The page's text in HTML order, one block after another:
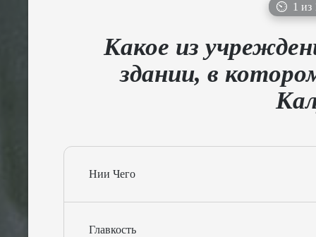
⏲ 1 из
Какое из
здании, в
Нии Чего
Главкость